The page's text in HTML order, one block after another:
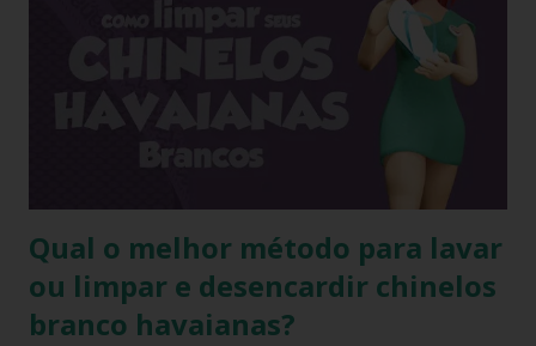
sua presença na moda e na cultura popular. A Havaianas tem
colaborado com diversas marcas e celebridades ao longo
dos anos, criando coleções limitadas e edições especiais de
Qual o melhor método para lavar
ou limpar e desencardir chinelos
branco havaianas?